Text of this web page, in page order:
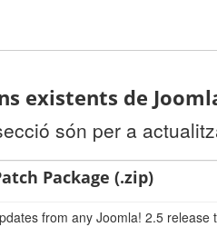
existents de
són per a
Package (.zip)
from any Joomla! 2.5 release